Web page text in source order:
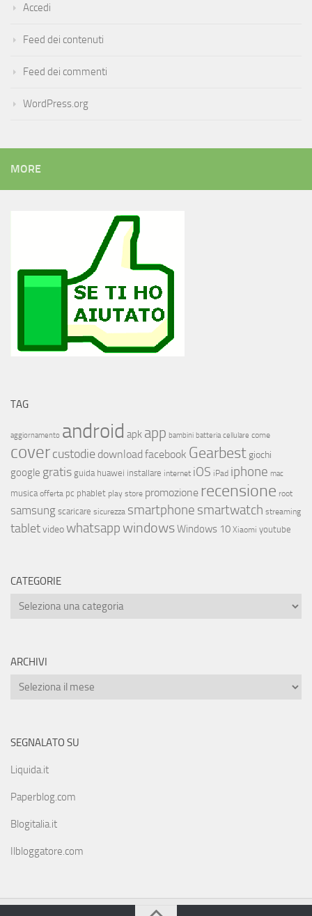
Accedi
Feed dei contenuti
Feed dei commenti
WordPress.org
MORE
TAG
aggiornamento android apk app bambini batteria cellulare come
covercustodie download facebook Gearbest giochi
google gratis guida huawei installare internet iOS iPad iphone mac
musica offerta pc phablet play store promozione recensione root
samsungscaricare sicurezza smartphone smartwatch streaming
tabletvideowhatsappwindowsWindows 10 Xiaomi youtube
CATEGORIE
ARCHIVI
SEGNALATO SU
Liquida.it
Paperblog.com
Blogitalia.it
Ilbloggatore.com